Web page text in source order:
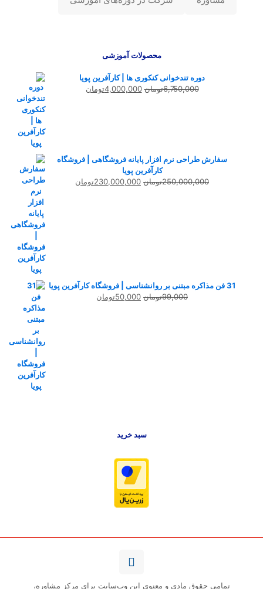
محصولات آموزشی
دوره تندخوانی کنکوری ها | کارآفرین پویا
6,750,000تومان قیمت
4,000,000تومان
4,000,000تومان
سفارش طراحی نرم افزار پایانه فروشگاهی | فروشگاه
کارآفرین پویا
250,000,000تومان قیمت
230,000,000تومان
31 فن مذاکره مبتنی بر روانشناسی | فروشگاه کارآفرین پویا
99,000تومان قیمت
50,000تومان
سبد خرید
تمامی حقوق مادی و معنوی این وب‌سایت برای مرکز مشاوره،